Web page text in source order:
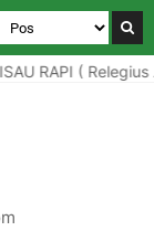
RAPI ( Relegius